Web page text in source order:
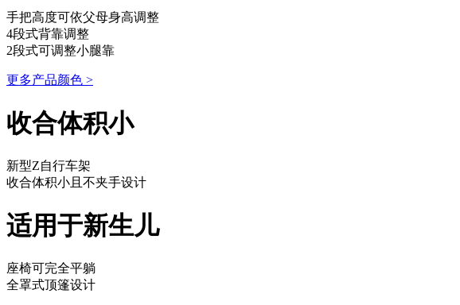
手把高度可依父母身高调整
4段式背靠调整
2段式可调整小腿靠
更多产品颜色 >
收合体积小
新型Z自行车架
收合体积小且不夹手设计
适用于新生儿
座椅可完全平躺
全罩式顶篷设计